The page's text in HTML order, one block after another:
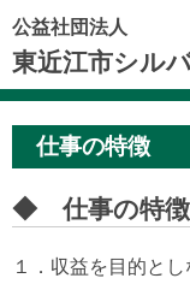
公益社団法人
東近江市シル
仕事の特徴
◆ 仕事の特徴
１．収益を目的と